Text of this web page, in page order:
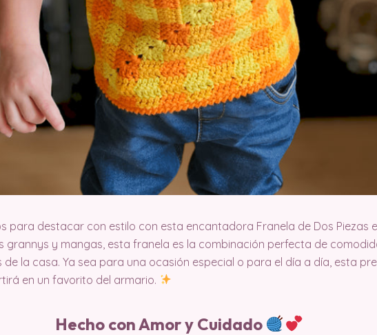
para destacar con estilo con esta encantadora Franela de Dos Piezas
grannys y mangas, esta franela es la combinación perfecta de
la casa. Ya sea para una ocasión especial o para el día a día, esta
en un favorito del armario.
Hecho con Amor y Cuidado